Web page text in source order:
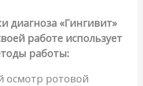
диагноза «Гингивит»
работе использует
работы:
осмотр ротовой